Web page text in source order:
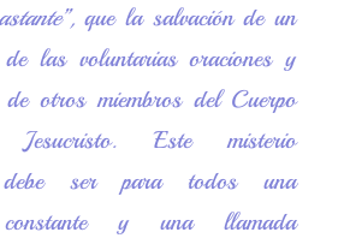
que la salvación de un
de las voluntarias oraciones y
de otros miembros del Cuerpo
Este misterio
debe ser para todos una
constante y una llamada